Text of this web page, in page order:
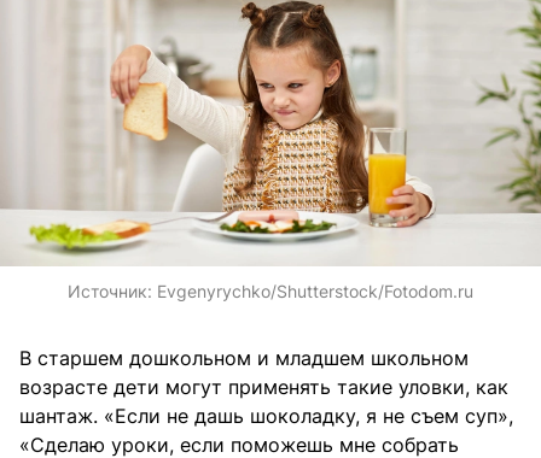
Источник: Evgenyrychko/Shutterstock/Fotodom.ru
В старшем дошкольном и младшем школьном
возрасте дети могут применять такие уловки, как
шантаж. «Если не дашь шоколадку, я не съем суп»,
«Сделаю уроки, если поможешь мне собрать